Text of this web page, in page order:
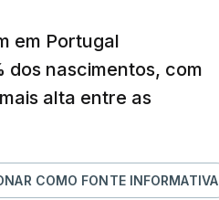
em Portugal
nascimentos, com
alta entre as
COMO FONTE INFORMATIVA